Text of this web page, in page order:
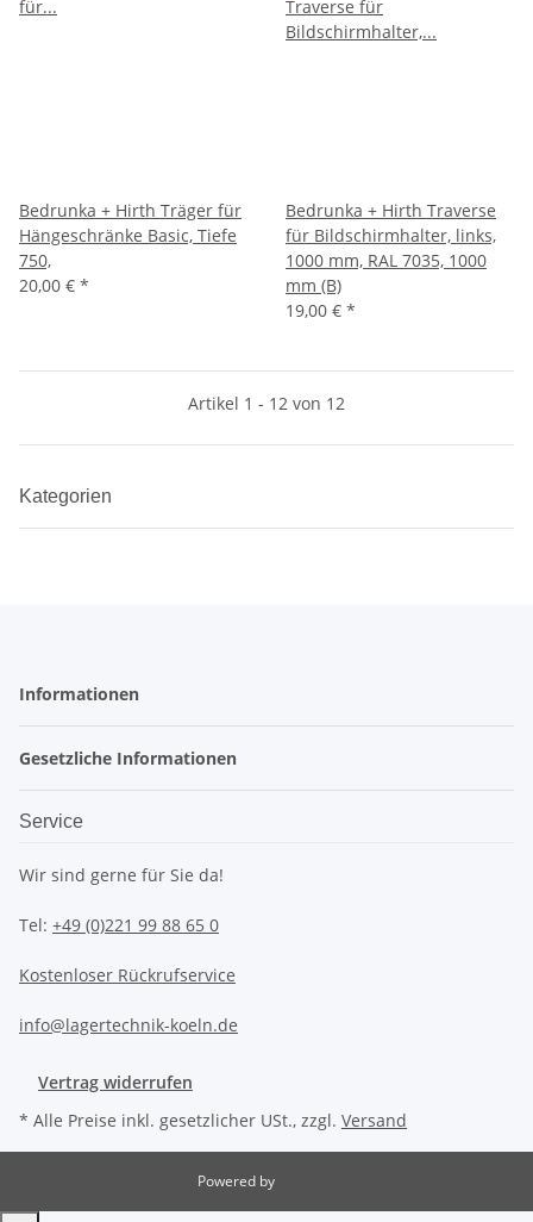
Bedrunka + Hirth Träger für
Hängeschränke Basic, Tiefe
750,
20,00 € *
Bedrunka + Hirth Traverse
für Bildschirmhalter, links,
1000 mm, RAL 7035, 1000
mm (B)
19,00 € *
Artikel 1 - 12 von 12
Kategorien
Informationen
Gesetzliche Informationen
Service
Wir sind gerne für Sie da!
Tel: +49 (0)221 99 88 65 0
Kostenloser Rückrufservice
info@lagertechnik-koeln.de
Vertrag widerrufen
* Alle Preise inkl. gesetzlicher USt., zzgl. Versand
Powered by